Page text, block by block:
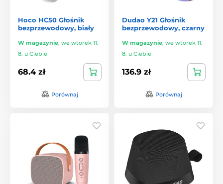
Hoco HC50 Głośnik
bezprzewodowy, biały
W magazynie, we wtorek 11.
8. u Ciebie
68.4 zł
Porównaj
Dudao Y21 Głośnik
bezprzewodowy, czarny
W magazynie, we wtorek 11.
8. u Ciebie
136.9 zł
Porównaj